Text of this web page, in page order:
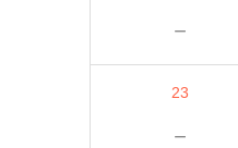
－
23
－